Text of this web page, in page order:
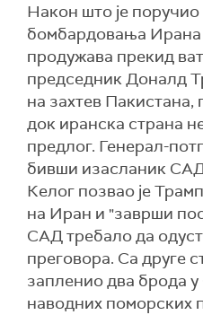
Након што је поручио
бомбардовања Ирана
продужава прекид
председник Доналд
на захтев
док иранска страна
предлог. Генерал-
бивши изасланик
Келог позвао је
на Иран и "заврши
САД требало да
преговора. Са друге
запленио два брода
наводних поморских